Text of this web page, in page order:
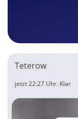
Teterow
jetzt 22:27 Uhr. Klar